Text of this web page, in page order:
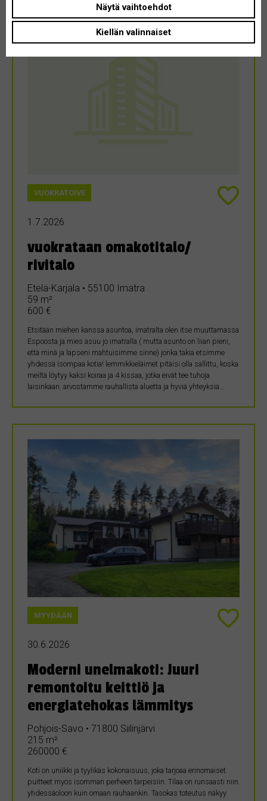
VUOKRATOIVE
1.7.2026
vuokrataan omakotitalo/
rivitalo
Etelä-Karjala • 55100 Imatra
59 m²
600 €
Etsitään miehen kanssa asuntoa, imatralta olen itse muuttamassa
Espoosta ja mies asuu jo imatralla ( mutta asunto on liian pieni,
että minä ja lapseni mahtuisimme sinne) jonka takia etsimme
yhdessä isompaa kotia! lemmikkieläimet pitäisi olla sallittu, koska
meiltä löytyy kaksi koiraa ja 4 kissaa, jotka eivät tee tuhoja
laisinkaan. arvostamme rauhallista aluetta ja hyviä yhteyksiä…
MYYDÄÄN
30.6.2026
Moderni unelmakoti: Juuri
remontoitu keittiö ja
energiatehokas lämmitys
Pohjois-Savo • 71800 Siilinjärvi
215 m²
260000 €
Koti on uniikki ja tyylikäs kokonaisuus, joka tarjoaa erinomaiset
puitteet myös isomman perheen tarpeisiin. Tilaa on runsaasti niin
yhdessäoloon kuin omaan rauhaankin. Tasokas toteutus näkyy
Näytä vaihtoehdot
Kiellän valinnaiset